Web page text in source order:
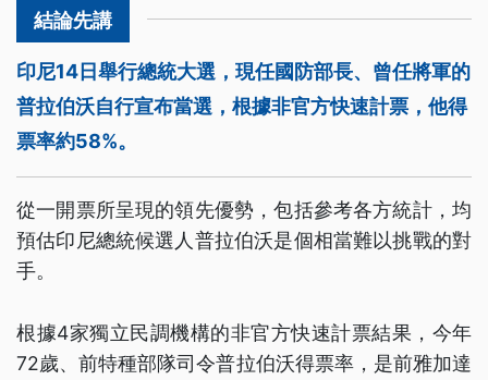
印尼14日舉行總統大選，現任國防部長、曾任將軍的
普拉伯沃自行宣布當選，根據非官方快速計票，他得
票率約58%。
從一開票所呈現的領先優勢，包括參考各方統計，均
預估印尼總統候選人普拉伯沃是個相當難以挑戰的對
手。
根據4家獨立民調機構的非官方快速計票結果，今年
72歲、前特種部隊司令普拉伯沃得票率，是前雅加達